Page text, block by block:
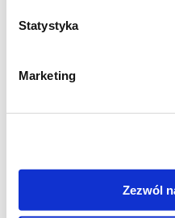
Statystyka
Marketing
Zezwól
Filety śledziowe,
zimnej wodzie, pokrój